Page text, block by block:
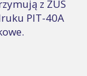
z ZUS
PIT-40A